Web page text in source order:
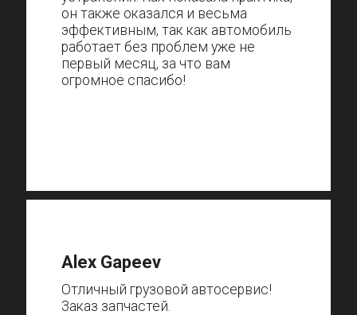
он также оказался и весьма
эффективным, так как автомобиль
работает без проблем уже не
первый месяц, за что вам
огромное спасибо!
Alex Gapeev
Отличный грузовой автосервис!
Заказ запчастей.